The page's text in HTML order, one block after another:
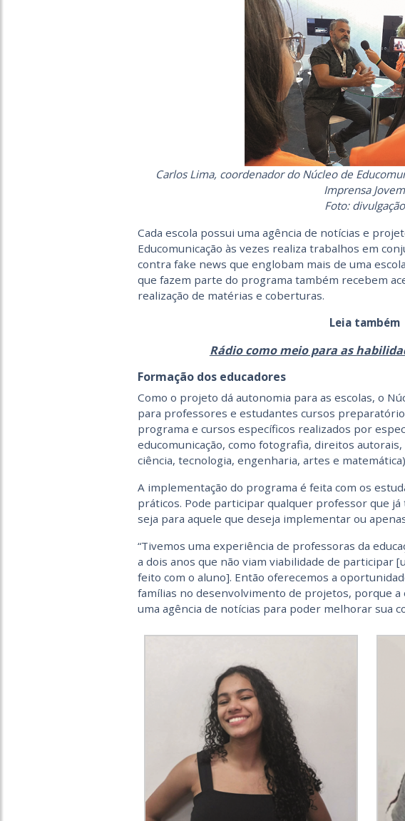
Carlos Lima, coordenador do Núcleo de
Imprensa Jovem
Foto: divulgação
Cada escola possui uma agência de notícias e
Educomunicação às vezes realiza trabalhos em
contra fake news que englobam mais de uma
que fazem parte do programa também recebem
realização de matérias e coberturas.
Leia também
Rádio como meio para as
Formação dos educadores
Como o projeto dá autonomia para as escolas, o
para professores e estudantes cursos
programa e cursos específicos realizados por
educomunicação, como fotografia, direitos
ciência, tecnologia, engenharia, artes e
A implementação do programa é feita com os
práticos. Pode participar qualquer professor que já
seja para aquele que deseja implementar ou
“Tivemos uma experiência de professoras da
a dois anos que não viam viabilidade de participar
feito com o aluno]. Então oferecemos a
famílias no desenvolvimento de projetos, porque
uma agência de notícias para poder melhorar sua